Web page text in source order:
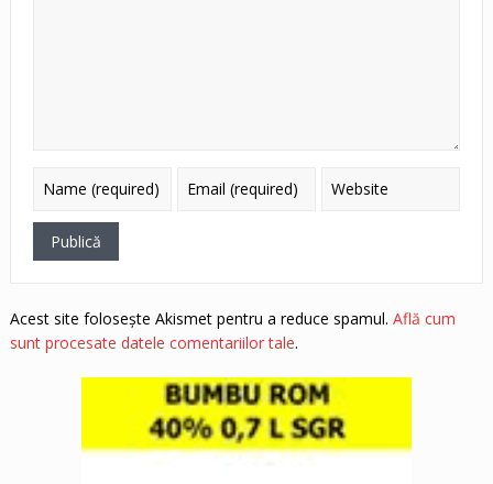
Acest site folosește Akismet pentru a reduce spamul. Află cum
sunt procesate datele comentariilor tale.